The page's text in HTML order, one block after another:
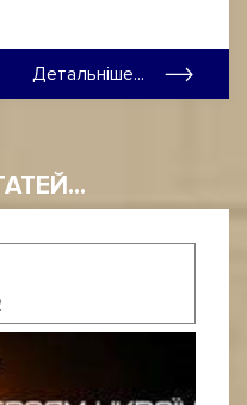
Детальніше...